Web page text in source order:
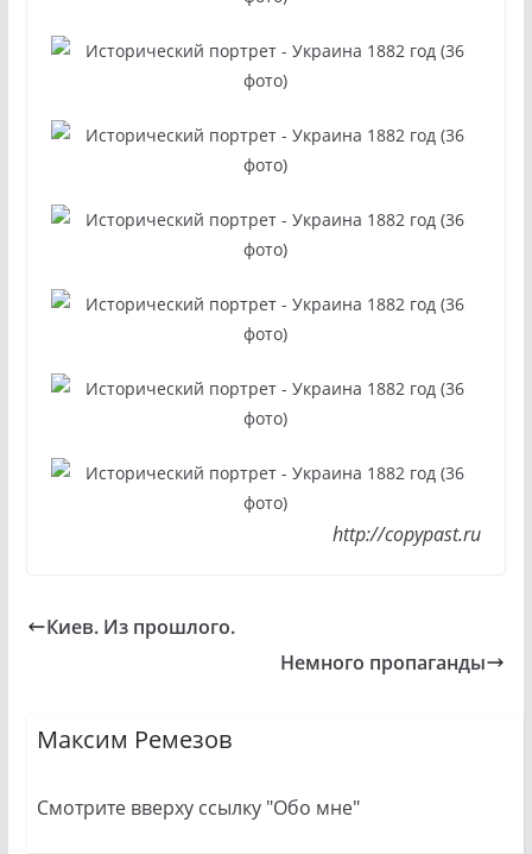
http://copypast.ru
Киев. Из прошлого.
Немного пропаганды
Максим Ремезов
Смотрите вверху ссылку "Обо мне"